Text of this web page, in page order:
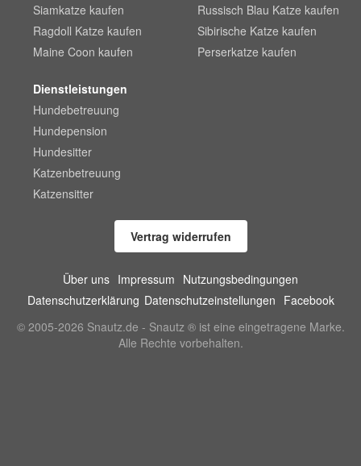
Siamkatze kaufen
Ragdoll Katze kaufen
Maine Coon kaufen
Russisch Blau Katze kaufen
Sibirische Katze kaufen
Perserkatze kaufen
Dienstleistungen
Hundebetreuung
Hundepension
Hundesitter
Katzenbetreuung
Katzensitter
Vertrag widerrufen
Über uns Impressum Nutzungsbedingungen
Datenschutzerklärung Datenschutzeinstellungen Facebook
© 2005-2026 Snautz.de - Snautz ® ist eine eingetragene Marke.
Alle Rechte vorbehalten.